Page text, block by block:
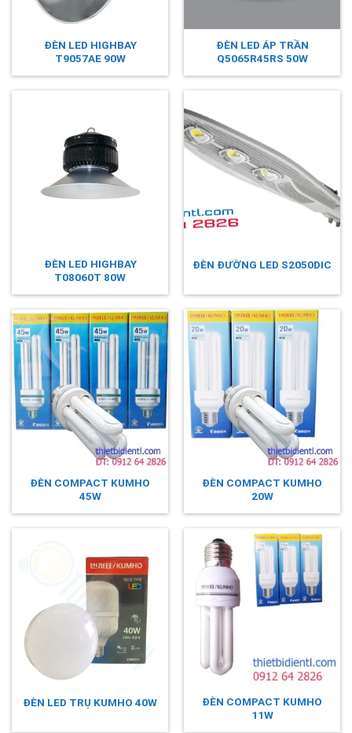
ĐÈN LED HIGHBAY
T9057AE 90W
ĐÈN LED ÁP TRẦN
Q5065R45RS 50W
ĐÈN LED HIGHBAY
T08060T 80W
ĐÈN ĐƯỜNG LED S2050DIC
ĐÈN COMPACT KUMHO
45W
ĐÈN COMPACT KUMHO
20W
ĐÈN LED TRỤ KUMHO 40W
ĐÈN COMPACT KUMHO
11W